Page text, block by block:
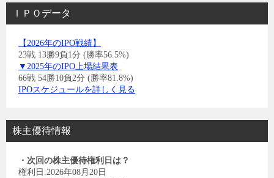
ＩＰＯデータ
【2026年のIPO戦績】
23戦 13勝9負1分 (勝率56.5%)
▼2025年のIPO上場結果表
66戦 54勝10負2分 (勝率81.8%)
IPOスケジュールを詳しく見る
株主優待情報
・次回の株主優待権利日は？
権利日:2026年08月20日